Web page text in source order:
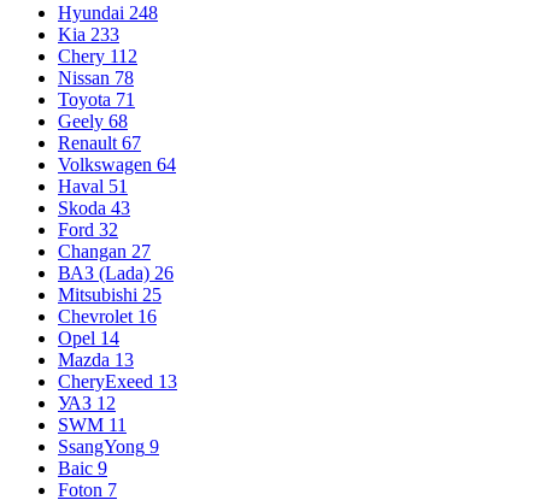
Hyundai 248
Kia 233
Chery 112
Nissan 78
Toyota 71
Geely 68
Renault 67
Volkswagen 64
Haval 51
Skoda 43
Ford 32
Changan 27
ВАЗ (Lada) 26
Mitsubishi 25
Chevrolet 16
Opel 14
Mazda 13
CheryExeed 13
УАЗ 12
SWM 11
SsangYong 9
Baic 9
Foton 7